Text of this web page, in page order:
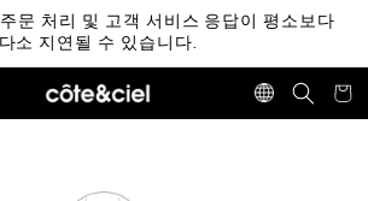
문 처리 및 고객 서비스 응답이 평소보다
다소 지연될 수 있습니다.
구